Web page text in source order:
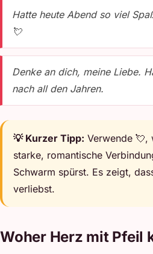
Hatte heute Abend so viel
💘
Denke an dich, meine Liebe.
nach all den Jahren.
💡 Kurzer Tipp: Verwende 💘,
starke, romantische
Schwarm spürst. Es zeigt,
verliebst.
Woher Herz mit Pfeil